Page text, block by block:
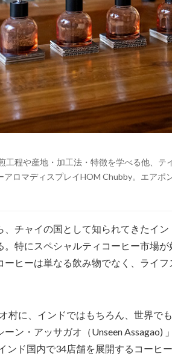
程や産地・加工法・特徴を学べる他、
ロマディスプレイHOM Chubby。エア
チャイの国として知られてきたイン
特にスペシャルティコーヒー市場が
ヒーは単なる飲み物でなく、ライフ
に、インドではもちろん、世界でも
ン・アッサガオ（Unseen Assagao)
ンド国内で34店舗を展開するコーヒ